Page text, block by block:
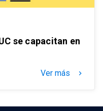
se capacitan en
Ver más keyboard_arrow_right